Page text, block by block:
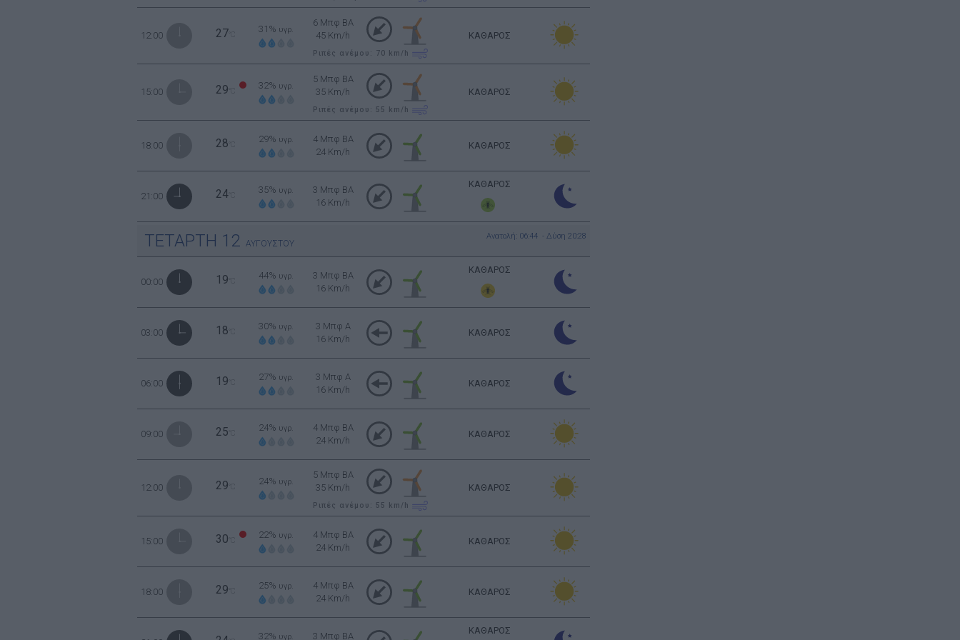
12:00 27 31% υγρ.
6 Μπφ BA
45 Km/h
Ριπές ανέμου: 70 km/h
ΚΑΘΑΡΟΣ
15:00 29 32% υγρ.
5 Μπφ BA
35 Km/h
Ριπές ανέμου: 55 km/h
ΚΑΘΑΡΟΣ
18:00 28 29% υγρ.
4 Μπφ BA
24 Km/h
ΚΑΘΑΡΟΣ
21:00 24°C
35% υγρ.
3 Μπφ BA
16 Km/h
ΚΑΘΑΡΟΣ
ΤΕΤΑΡΤΗ 12 ΑΥΓΟΥΣΤΟΥ
Ανατολή: 06:44 - Δύση 20:28
00:00 19 44% υγρ.
3 Μπφ BA
16 Km/h
ΚΑΘΑΡΟΣ
03:00 18 30% υγρ.
3 Μπφ Α
16 Km/h
ΚΑΘΑΡΟΣ
06:00 19 27% υγρ.
3 Μπφ Α
16 Km/h
ΚΑΘΑΡΟΣ
09:00 25 24% υγρ.
4 Μπφ BA
24 Km/h
ΚΑΘΑΡΟΣ
12:00 29 24% υγρ.
5 Μπφ BA
35 Km/h
Ριπές ανέμου: 55 km/h
ΚΑΘΑΡΟΣ
15:00 30 22% υγρ.
4 Μπφ BA
24 Km/h
ΚΑΘΑΡΟΣ
18:00 29 25% υγρ.
4 Μπφ BA
24 Km/h
ΚΑΘΑΡΟΣ
32% υγρ. 3 Μπφ BA
ΚΑΘΑΡΟΣ